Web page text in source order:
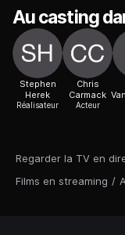
Regarder la TV en
Films en streaming /
Au casting
Stephen
Herek
Réalisateur
Chris
Carmack
Acteur